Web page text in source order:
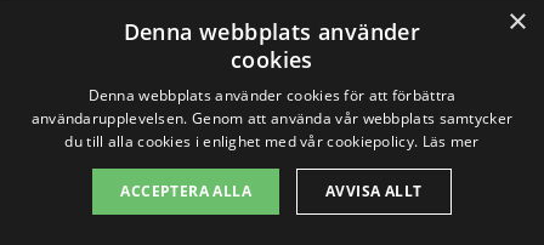
Tidsramar: Hur länge ett projekt
förväntas ta att slutföra kan också
påverka priset. Snabbare tidsramar
kan leda till högre kostnader på grund
av behovet av extra resurser.
×
Denna webbplats använder
cookies
Denna webbplats använder cookies för att förbättra
användarupplevelsen. Genom att använda vår webbplats samtycker
du till alla cookies i enlighet med vår cookiepolicy. Läs mer
ACCEPTERA ALLA AVVISA ALLT